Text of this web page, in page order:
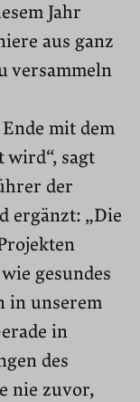
Jahr
aus ganz
versammeln
mit dem
wird“, sagt
der
ergänzt: „Die
gesundes
in unserem
in
des
nie zuvor,